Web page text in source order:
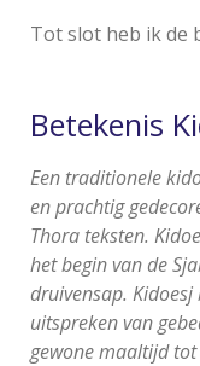
Tot slot heb ik de
Betekenis
Een traditionele
en prachtig
Thora teksten.
het begin van de
druivensap.
uitspreken van
gewone maaltijd